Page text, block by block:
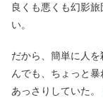
良くも悪くも幻影
い。
だから、簡単に人
んでも、ちょっと
あっさりしていた。